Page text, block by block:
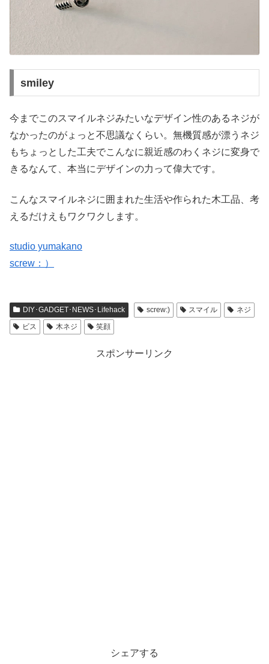
smiley
今までこのスマイルネジみたいなデザイン性のあるネジが
なかったのがょっと不思議なくらい。無機質感が漂うネジ
もちょっとした工夫でこんなに親近感のわくネジに変身で
きるなんて、本当にデザインの力って偉大です。
こんなスマイルネジに囲まれた生活や作られた木工品、考
えるだけえもワクワクします。
studio yumakano
screw：）
DIY･GADGET･NEWS･Lifehack screw:) スマイル
ネジ
ビス
木ネジ 笑顔
スポンサーリンク
シェアする